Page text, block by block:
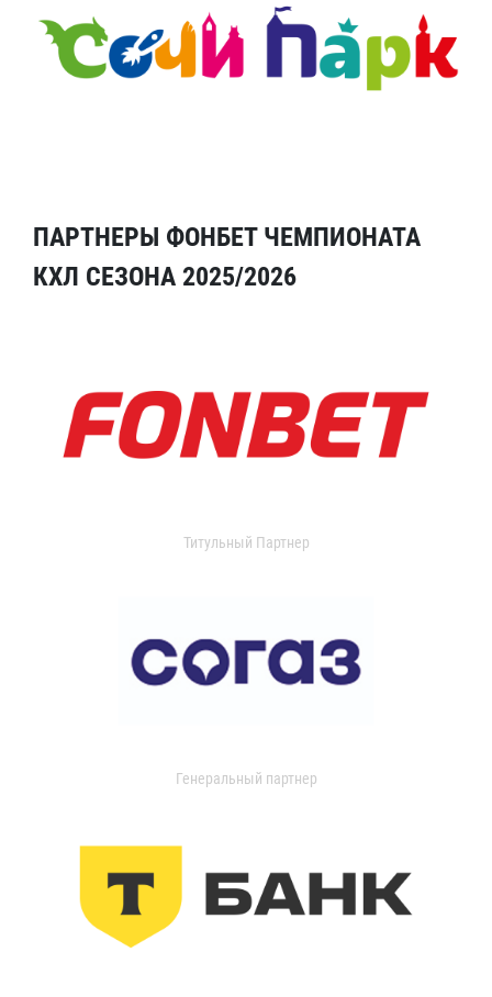
ПАРТНЕРЫ ФОНБЕТ ЧЕМПИОНАТА
КХЛ СЕЗОНА 2025/2026
Титульный Партнер
Генеральный партнер